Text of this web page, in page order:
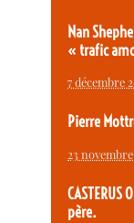
Nan
« trafic
7 décembre
Pierre
23
père.